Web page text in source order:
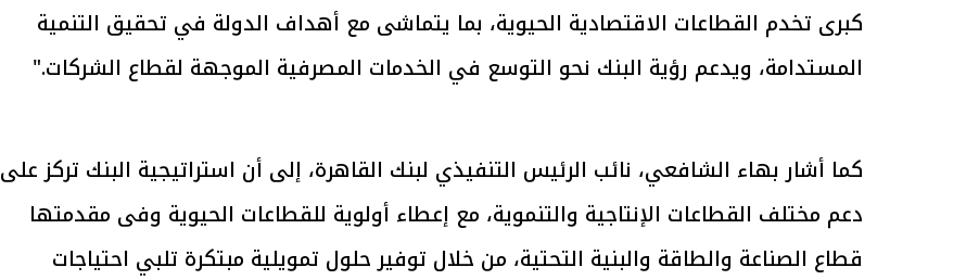
كبرى تخدم القطاعات الاقتصادية الحيوية، بما يتماشى مع أهداف الدولة في تحقيق التنمية
المستدامة، ويدعم رؤية البنك نحو التوسع في الخدمات المصرفية الموجهة لقطاع الشركات."
كما أشار بهاء الشافعي، نائب الرئيس التنفيذي لبنك القاهرة، إلى أن استراتيجية البنك تركز على
دعم مختلف القطاعات الإنتاجية والتنموية، مع إعطاء أولوية للقطاعات الحيوية وفى مقدمتها
قطاع الصناعة والطاقة والبنية التحتية، من خلال توفير حلول تمويلية مبتكرة تلبي احتياجات